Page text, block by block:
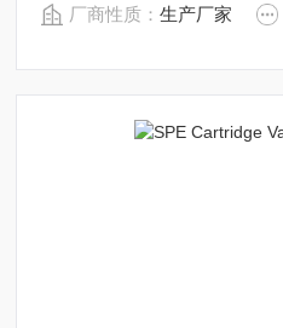
厂商性质：生产厂家